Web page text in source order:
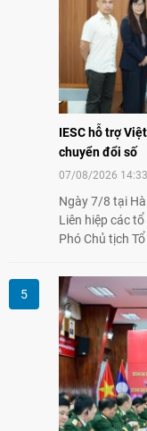
IESC hỗ trợ
chuyển đổi số
07/08/2026 14:33
Ngày 7/8 tại
Liên hiệp các
Phó Chủ tịch
đổi về định
Nông nghiệp
hướng tới thúc
và mở rộng